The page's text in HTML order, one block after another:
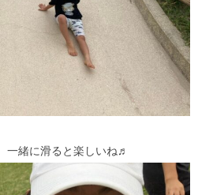
緒に滑ると楽しいね♬